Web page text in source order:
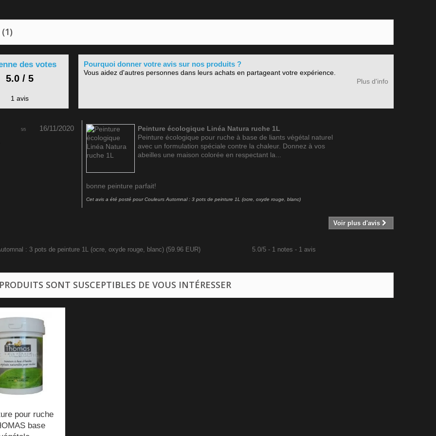
des votes
5.0 / 5
1 avis
Pourquoi donner votre avis sur nos produits ?
Vous aidez d'autres personnes dans leurs achats en partageant votre expérience.
Plus d'info
5/5 16/11/2020
Peinture écologique Linéa Natura ruche 1L
Peinture écologique pour ruche à base de liants végétal naturel
avec un formulation spéciale contre la chaleur. Donnez à vos
abeilles une maison colorée en respectant la...
bonne peinture parfait!
Cet avis a été posté pourCouleurs Automnal : 3 pots de peinture 1L (ocre, oxyde rouge, blanc)
Voir plus d'avis
: 3 pots de peinture 1L (ocre, oxyde rouge, blanc) (59.96 EUR) 5.0/5 - 1 notes - 1 avis
SONT SUSCEPTIBLES DE VOUS INTÉRESSER
pour ruche
base